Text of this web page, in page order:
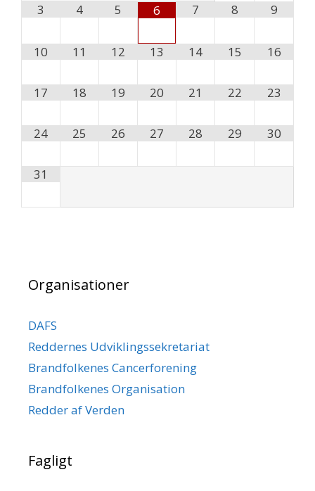
3 4 5 6 7 8 9
10 11 12 13 14 15 16
17 18 19 20 21 22 23
24 25 26 27 28 29 30
31
Organisationer
DAFS
Reddernes Udviklingssekretariat
Brandfolkenes Cancerforening
Brandfolkenes Organisation
Redder af Verden
Fagligt